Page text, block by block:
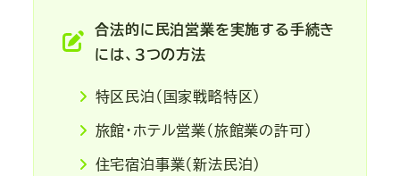
合法的に民泊営業を実施する手続き
には、３つの方法
特区民泊（国家戦略特区）
旅館・ホテル営業（旅館業の許可）
住宅宿泊事業（新法民泊）